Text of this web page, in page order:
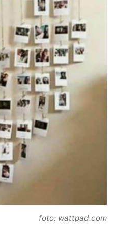
foto: wattpad.com